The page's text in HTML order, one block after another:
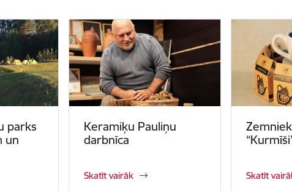
parks
un
Keramiķu Pauliņu
darbnīca
Skatīt vairāk Skatīt